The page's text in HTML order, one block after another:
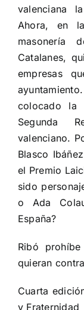
valenciana
Ahora, en
masonería
Catalanes,
empresas
colocado la
Segunda
valenciano.
Blasco
el Premio
sido
o Ada
España?
Ribó
quieran
Cuarta
y Fraternidad